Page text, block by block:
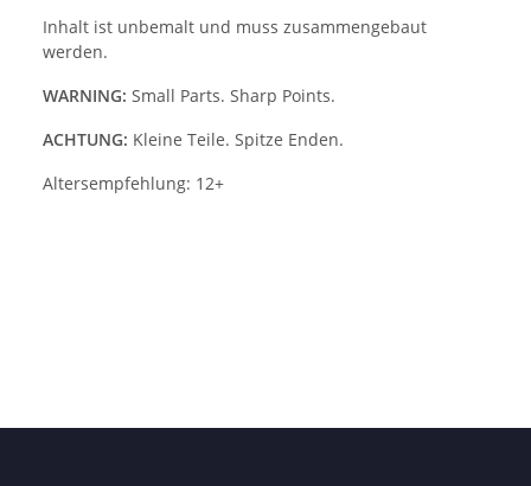
Inhalt ist unbemalt und muss zusammengebaut
werden.
WARNING: Small Parts. Sharp Points.
ACHTUNG: Kleine Teile. Spitze Enden.
Altersempfehlung: 12+